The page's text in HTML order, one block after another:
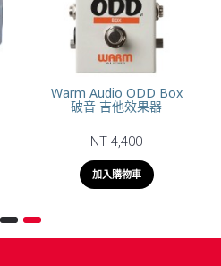
Warm Audio ODD Box
破音 吉他效果器
NT 4,400
加入購物車